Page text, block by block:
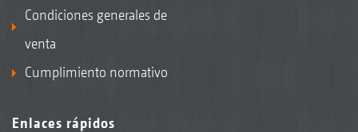
Condiciones generales de
venta
Cumplimiento normativo
Enlaces rápidos